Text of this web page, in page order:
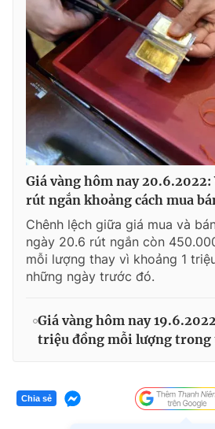
Giá vàng hôm nay 20.6.2022:
rút ngắn khoảng cách mua
Chênh lệch giữa giá mua và
ngày 20.6 rút ngắn còn
mỗi lượng thay vì khoảng 1
những ngày trước đó.
Giá vàng hôm nay
triệu đồng mỗi lượng trong
Chia sẻ